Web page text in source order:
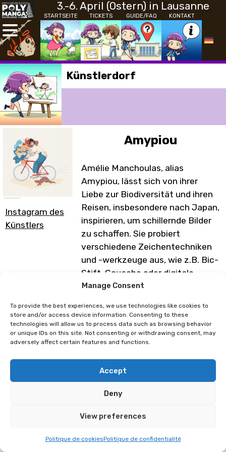
Manage Consent
To provide the best experiences, we use technologies like cookies to
store and/or access device information. Consenting to these
technologies will allow us to process data such as browsing behavior
or unique IDs on this site. Not consenting or withdrawing consent, may
adversely affect certain features and functions.
Accept
Deny
View preferences
Politique de cookiesPolitique de confidentialité
3.-6. April (Ostern) in Lausanne
STARTSEITE TICKETS GUIDE/FAQ KONTAKT
Künstlerdorf
Instagram des
Künstlers
Amypiou
Amélie Manchoulas, alias
Amypiou, lässt sich von ihrer
Liebe zur Biodiversität und ihren
Reisen, insbesondere nach Japan,
inspirieren, um schillernde Bilder
zu schaffen. Sie probiert
verschiedene Zeichentechniken
und -werkzeuge aus, wie z.B. Bic-
Stift, Gouache oder digitale
Zeichnungen. Als gelernte
keine Geheimnisse für sie. Sie
druckt ihre Bilder selbst mit der
Risographie-Technik: ein
reine Tinte verwendet.
Programm unter Vorbehalt von
Änderungen